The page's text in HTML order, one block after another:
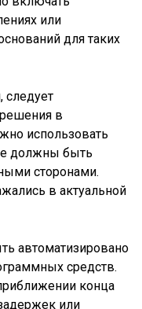
или
для таких
следует
в
использовать
должны быть
сторонами.
в актуальной
автоматизировано
средств.
конца
или